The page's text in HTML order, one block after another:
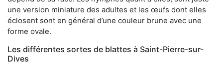
une version miniature des adultes et les œufs dont elles
éclosent sont en général d’une couleur brune avec une
forme ovale.
Les différentes sortes de blattes à Saint-Pierre-sur-
Dives